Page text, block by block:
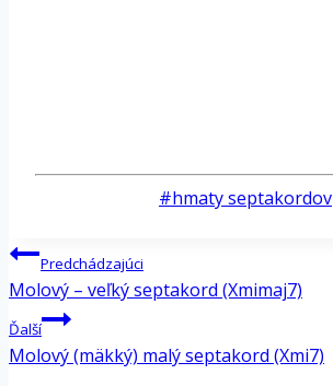
Post
#hmaty septakordov
Navigácia
v
článku
Predchádzajúci
Molový – veľký septakord (Xmimaj7)
Ďalší
Molový (mäkký) malý septakord (Xmi7)